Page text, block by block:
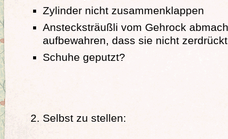
Zylinder nicht zusammenklappen
Anstecksträußli vom Gehrock
aufbewahren, dass sie nicht
Schuhe geputzt?
Selbst zu stellen: